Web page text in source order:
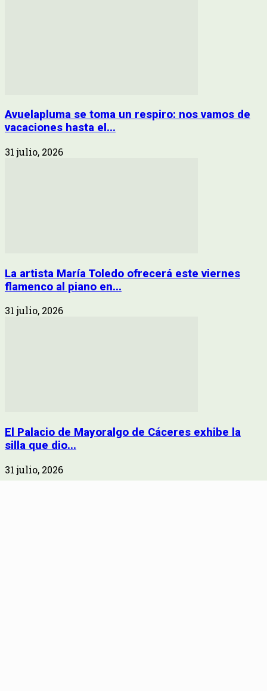
Avuelapluma se toma un respiro: nos vamos de
vacaciones hasta el...
31 julio, 2026
La artista María Toledo ofrecerá este viernes
flamenco al piano en...
31 julio, 2026
El Palacio de Mayoralgo de Cáceres exhibe la
silla que dio...
31 julio, 2026